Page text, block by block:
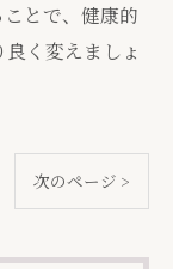
とで、健康的
く変えましょ
次のページ >